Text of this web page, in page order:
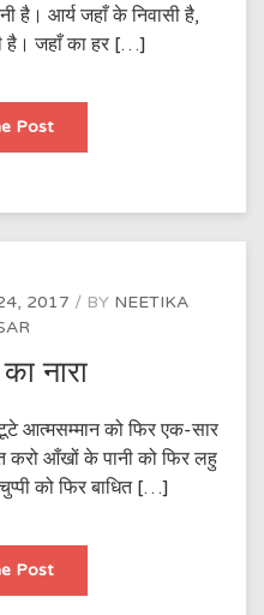
है। आर्य जहाँ के निवासी है,
है। जहाँ का हर […]
Postदेश
स्वर्ग
2017 BY NEETIKA
नारा
आत्मसम्मान को फिर एक-सार
करो आँखों के पानी को फिर लहु
को फिर बाधित […]
Postजय
का